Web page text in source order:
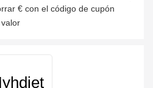
€ con el código de cupón